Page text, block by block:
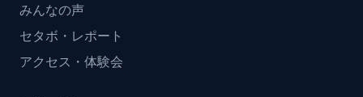
みんなの声
セタボ・レポート
アクセス・体験会